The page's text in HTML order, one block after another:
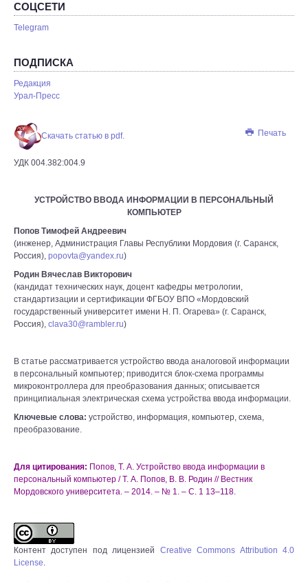
СОЦСЕТИ
Telegram
ПОДПИСКА
Редакция
Урал-Пресс
Печать
Скачать статью в pdf.
УДК 004.382:004.9
УСТРОЙСТВО ВВОДА ИНФОРМАЦИИ В ПЕРСОНАЛЬНЫЙ
КОМПЬЮТЕР
Попов Тимофей Андреевич
(инженер, Администрация Главы Республики Мордовия (г. Саранск,
Россия), popovta@yandex.ru)
Родин Вячеслав Викторович
(кандидат технических наук, доцент кафедры метрологии,
стандартизации и сертификации ФГБОУ ВПО «Мордовский
государственный университет имени Н. П. Огарева» (г. Саранск,
Россия), clava30@rambler.ru)
В статье рассматривается устройство ввода аналоговой информации
в персональный компьютер; приводится блок-схема программы
микроконтроллера для преобразования данных; описывается
принципиальная электрическая схема устройства ввода информации.
Ключевые слова: устройство, информация, компьютер, схема,
преобразование.
Для цитирования: Попов, Т. А. Устройство ввода информации в
персональный компьютер / Т. А. Попов, В. В. Родин // Вестник
Мордовского университета. – 2014. – № 1. – С. 1 13–118.
Контент доступен под лицензией Creative Commons Attribution 4.0
License.